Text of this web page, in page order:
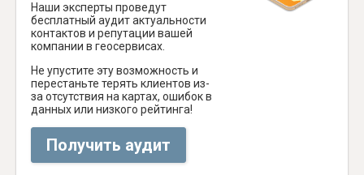
Наши эксперты проведут
бесплатный аудит актуальности
контактов и репутации вашей
компании в геосервисах.
Не упустите эту возможность и
перестаньте терять клиентов из-
за отсутствия на картах, ошибок в
данных или низкого рейтинга!
Получить аудит